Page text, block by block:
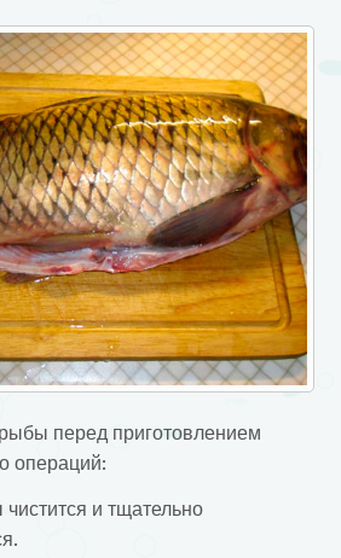
перед приготовлением
операций:
и тщательно